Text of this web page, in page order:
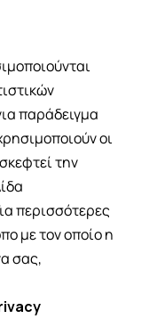
παράδειγμα
οι
την
περισσότερες
με τον οποίο η
σας,